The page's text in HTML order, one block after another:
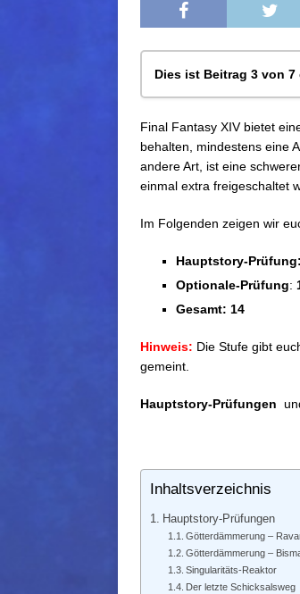
Dies ist Beitrag 3 von 7
FFXIV: Prüfungen –
FFXIV – Prüfungen
FFXIV – Prüfungen
FFXIV – Prüfungen
FFXIV – Prüfungen
Final Fantasy XIV bietet
behalten, mindestens eine
andere Art, ist eine
einmal extra freigeschaltet
Im Folgenden zeigen wir
Hauptstory-
Optionale-Prüfung:
Gesamt: 14
Hinweis: Die Stufe gibt
gemeint.
Hauptstory-Prüfungen
Inhaltsverzeichnis
Hauptstory-Prüfungen
Götterdämmerung –
Götterdämmerung –
Singularitäts-Reaktor
Der letzte Schicksalsweg